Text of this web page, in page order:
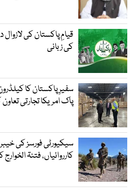
قیامِ پاکستان کی
کی زبانی
سفیرِ پاکستان کا
پاک امریکا تجارتی تعاون
سیکیورٹی فورسز کی
کارروائیاں، فتنۃ الخوارج کے 10